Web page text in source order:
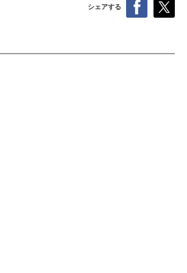
シェアする